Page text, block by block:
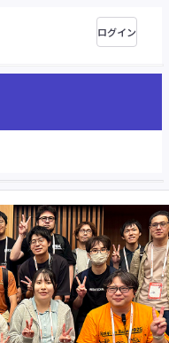
ログイン